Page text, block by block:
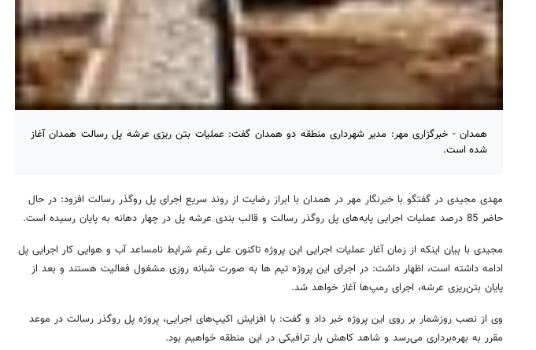
همدان - خبرگزاری مهر: مدیر شهرداری منطقه دو همدان گفت: عملیات بتن ریزی عرشه پل رسالت همدان آغاز
شده است.
مهدی مجیدی در گفتگو با خبرنگار مهر در همدان با ابراز رضایت از روند سریع اجرای پل روگذر رسالت افزود: در حال
حاضر 85 درصد عملیات اجرایی پایه‌های پل روگذر رسالت و قالب بندی عرشه پل در چهار دهانه به پایان رسیده است.
مجیدی با بیان اینکه از زمان آغار عملیات اجرایی این پروژه تاکنون علی رغم شرایط نامساعد آب و هوایی کار اجرایی پل
ادامه داشته است، اظهار داشت: در اجرای این پروژه تیم ها به صورت شبانه روزی مشغول فعالیت هستند و بعد از
پایان بتن‌ریزی عرشه، اجرای رمپ‌ها آغاز خواهد شد.
وی از نصب روزشمار بر روی این پروژه خبر داد و گفت: با افزایش اکیپ‌های اجرایی، پروژه پل روگذر رسالت در موعد
مقرر به بهره‌برداری می‌رسد و شاهد کاهش بار ترافیکی در این منطقه خواهیم بود.